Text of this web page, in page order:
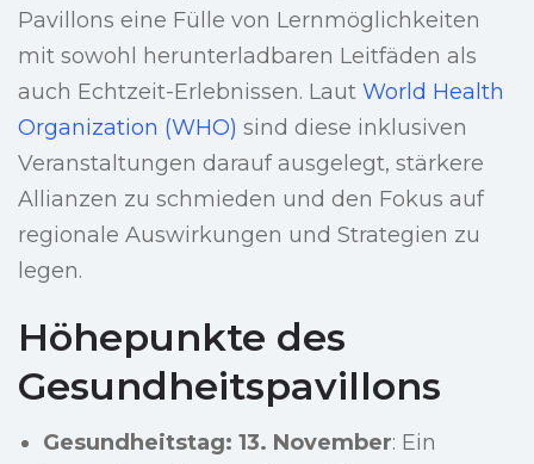
Pavillons eine Fülle von Lernmöglichkeiten
mit sowohl herunterladbaren Leitfäden als
auch Echtzeit-Erlebnissen. Laut World Health
Organization (WHO) sind diese inklusiven
Veranstaltungen darauf ausgelegt, stärkere
Allianzen zu schmieden und den Fokus auf
regionale Auswirkungen und Strategien zu
legen.
Höhepunkte des
Gesundheitspavillons
Gesundheitstag: 13. November: Ein